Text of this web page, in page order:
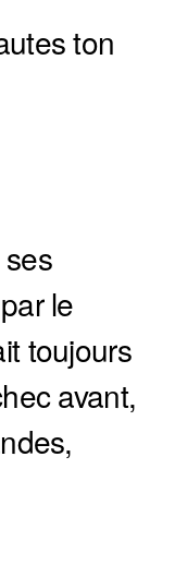
ton
le
toujours
avant,